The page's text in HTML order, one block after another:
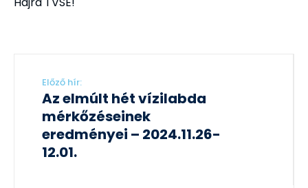
Előző hír:
Az elmúlt hét vízilabda
mérkőzéseinek
eredményei – 2024.11.26-
12.01.